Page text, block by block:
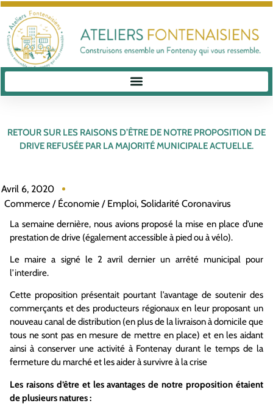
RETOUR SUR LES RAISONS D’ÊTRE DE NOTRE PROPOSITION DE
DRIVE REFUSÉE PAR LA MAJORITÉ MUNICIPALE ACTUELLE.
Avril 6, 2020
Commerce / Économie / Emploi, Solidarité Coronavirus
La semaine dernière, nous avions proposé la mise en place d’une
prestation de drive (également accessible à pied ou à vélo).
Le maire a signé le 2 avril dernier un arrêté municipal pour
l’interdire.
Cette proposition présentait pourtant l’avantage de soutenir des
commerçants et des producteurs régionaux en leur proposant un
nouveau canal de distribution (en plus de la livraison à domicile que
tous ne sont pas en mesure de mettre en place) et en les aidant
ainsi à conserver une activité à Fontenay durant le temps de la
fermeture du marché et les aider à survivre à la crise
Les raisons d’être et les avantages de notre proposition étaient
de plusieurs natures :